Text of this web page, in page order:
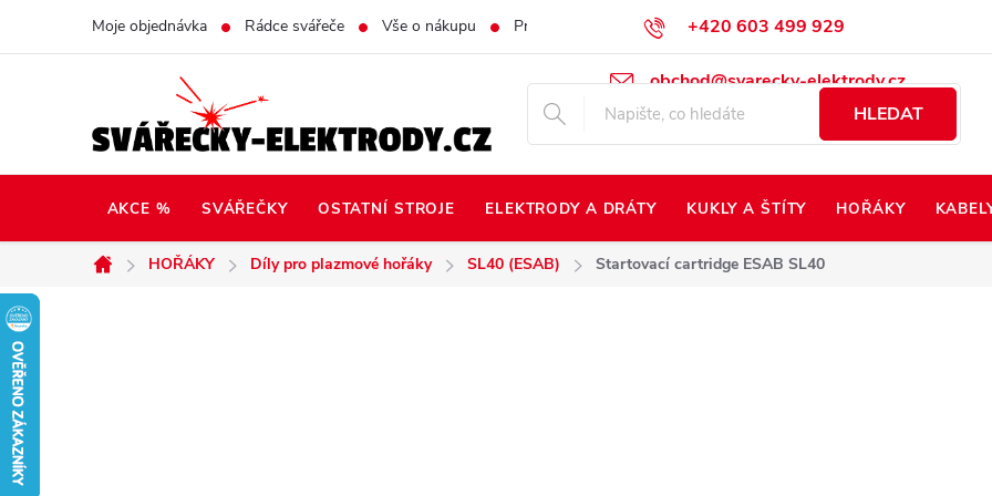
+420 603 499 929
obchod@svarecky-elektrody.cz
Moje objednávka Rádce svářeče Vše o nákupu Prodej na Slovensko Napište nám Kontakty
HLEDAT
AKCE % SVÁŘEČKY OSTATNÍ STROJE ELEKTRODY A DRÁTY KUKLY A ŠTÍTY HOŘÁKY
Domů
HOŘÁKY Díly pro plazmové hořáky SL40 (ESAB) Startovací cartridge ESAB SL40